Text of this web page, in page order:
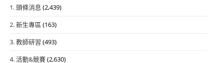
1. 頭條消息 (2,439)
2. 新生專區 (163)
3. 教師研習 (493)
4. 活動&競賽(2,630)